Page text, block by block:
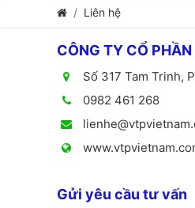
Liên hệ
CÔNG TY CỔ
Số 317 Tam Trinh,
0982 461 268
Gửi yêu cầu tư vấn